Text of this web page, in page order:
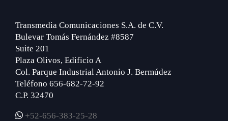
Transmedia Comunicaciones S.A. de C.V.
Bulevar Tomás Fernández #8587
Suite 201
Plaza Olivos, Edificio A
Col. Parque Industrial Antonio J. Bermúdez
Teléfono 656-682-72-92
C.P. 32470
+52-656-383-25-28